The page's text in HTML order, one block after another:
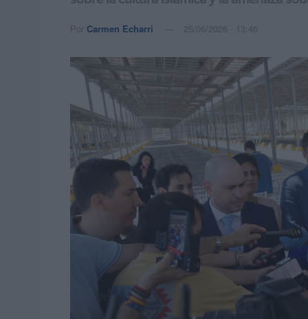
Por Carmen Echarri 25/06/2026 - 13:46